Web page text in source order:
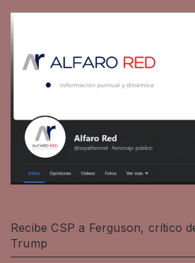
Recibe CSP a Ferguson, crítico
Trump